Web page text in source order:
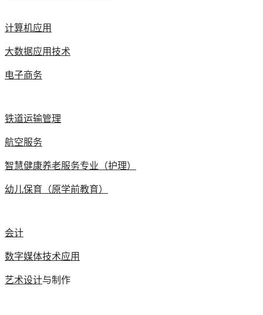
计算机应用
大数据应用技术
电子商务
铁道运输管理
航空服务
智慧健康养老服务专业（护理）
幼儿保育（原学前教育）
会计
数字媒体技术应用
艺术设计与制作